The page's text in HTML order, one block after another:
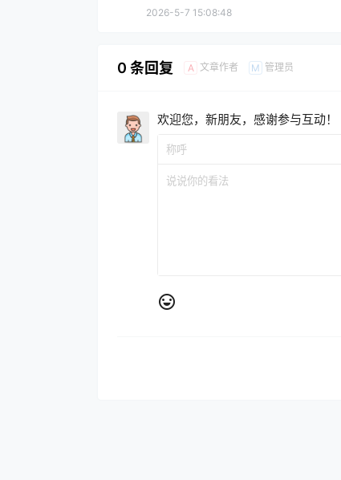
2026-5-7 15:08:48
0 条回复 A 文章作者 M 管理员
欢迎您，新朋友，感谢参与互动！